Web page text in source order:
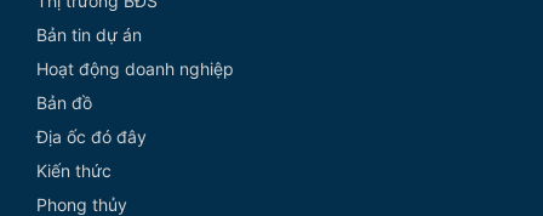
Bản tin dự án
Hoạt động doanh nghiệp
Bản đồ
Địa ốc đó đây
Kiến thức
Phong thủy